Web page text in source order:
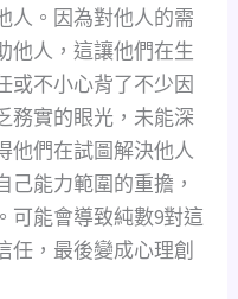
人。因為對他人的需
他人，這讓他們在生
或不小心背了不少因
務實的眼光，未能深
他們在試圖解決他人
己能力範圍的重擔，
可能會導致純數9對這
任，最後變成心理創